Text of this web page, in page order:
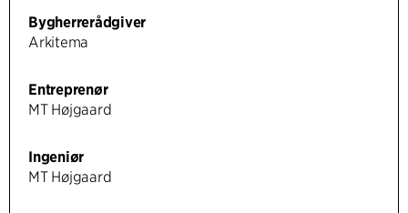
Bygherrerådgiver
Arkitema
Entreprenør
MT Højgaard
Ingeniør
MT Højgaard